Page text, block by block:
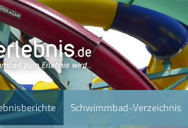
Schwimmbad-Verzeichnis